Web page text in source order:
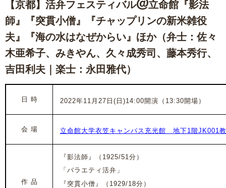
【京都】活弁フェスティバル@立命館『影法
師』『突貫小僧』『チャップリンの新米雑役
夫』『海の水はなぜからい』ほか（弁士：佐々
木亜希子、みきやん、久々成秀司、藤本秀行、
吉田利夫｜楽士：永田雅代）
日 時 2022年11月27日(日)14:00開演（13:30開場）
会 場 立命館大学衣笠キャンパス充光館 地下1階JK001
作 品
『影法師』（1925/51分）
「バラエティ活弁」
『突貫小僧』（1929/18分）